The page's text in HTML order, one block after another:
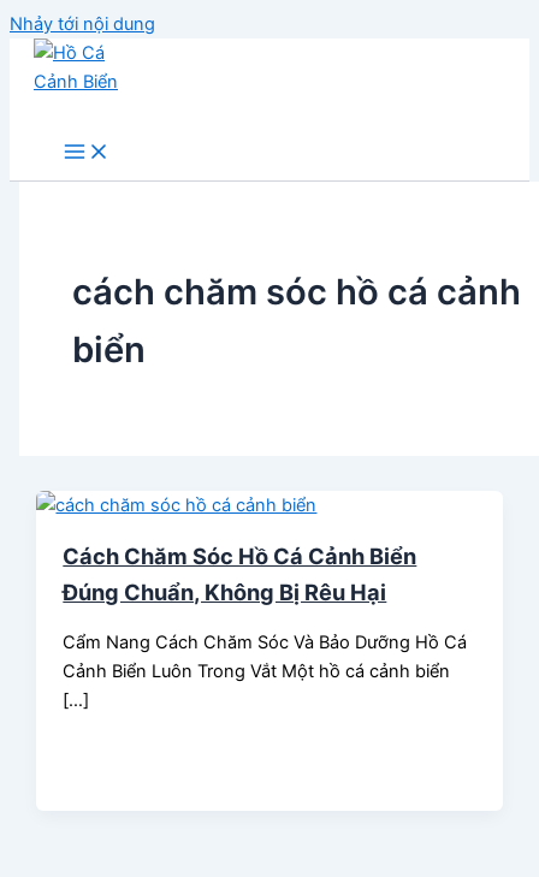
Nhảy tới nội dung
cách chăm sóc hồ cá cảnh
biển
Cách Chăm Sóc Hồ Cá Cảnh Biển
Đúng Chuẩn, Không Bị Rêu Hại
Cẩm Nang Cách Chăm Sóc Và Bảo Dưỡng Hồ Cá
Cảnh Biển Luôn Trong Vắt Một hồ cá cảnh biển
[…]